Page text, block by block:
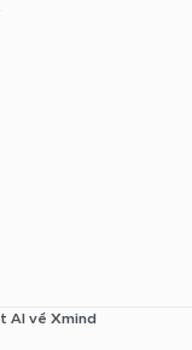
AI về Xmind